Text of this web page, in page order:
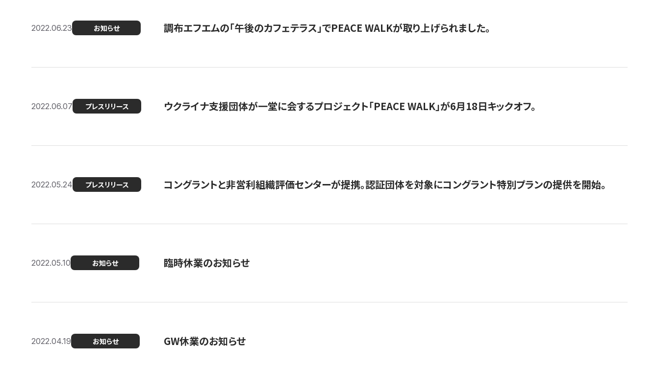
2022.06.23 お知らせ 調布エフエムの「午後のカフェテラス」でPEACE WALKが取り上げられました。
2022.06.07 プレスリリース ウクライナ支援団体が一堂に会するプロジェクト「PEACE WALK」が6月18日キックオフ。
2022.05.24 プレスリリース コングラントと非営利組織評価センターが提携。認証団体を対象にコングラント特別プランの提供を開始。
2022.05.10 お知らせ 臨時休業のお知らせ
2022.04.19 お知らせ GW休業のお知らせ